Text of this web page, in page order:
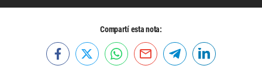
Compartí esta nota: